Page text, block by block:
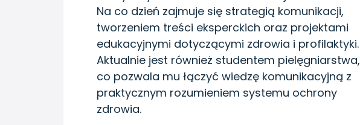
Na co dzień zajmuje się strategią komunikacji,
tworzeniem treści eksperckich oraz projektami
edukacyjnymi dotyczącymi zdrowia i profilaktyki.
Aktualnie jest również studentem pielęgniarstwa,
co pozwala mu łączyć wiedzę komunikacyjną z
praktycznym rozumieniem systemu ochrony
zdrowia.